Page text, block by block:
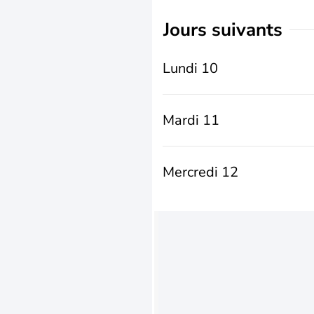
jours suivants
Lundi 10
Mardi 11
Mercredi 12